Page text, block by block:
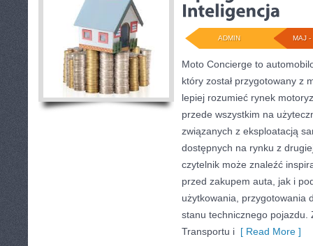
MAJ -
ADMIN
Moto Concierge to
który został przygotowany z
lepiej rozumieć rynek
przede wszystkim na
związanych z eksploatacją
dostępnych na rynku z
czytelnik może znaleźć
przed zakupem auta, jak i
użytkowania, przygotowania
stanu technicznego pojazdu.
Transportu i [ Read More ]